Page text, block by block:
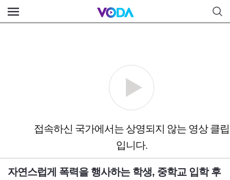
자연스럽게 폭력을 행사하는 학생, 중학교 입학 후